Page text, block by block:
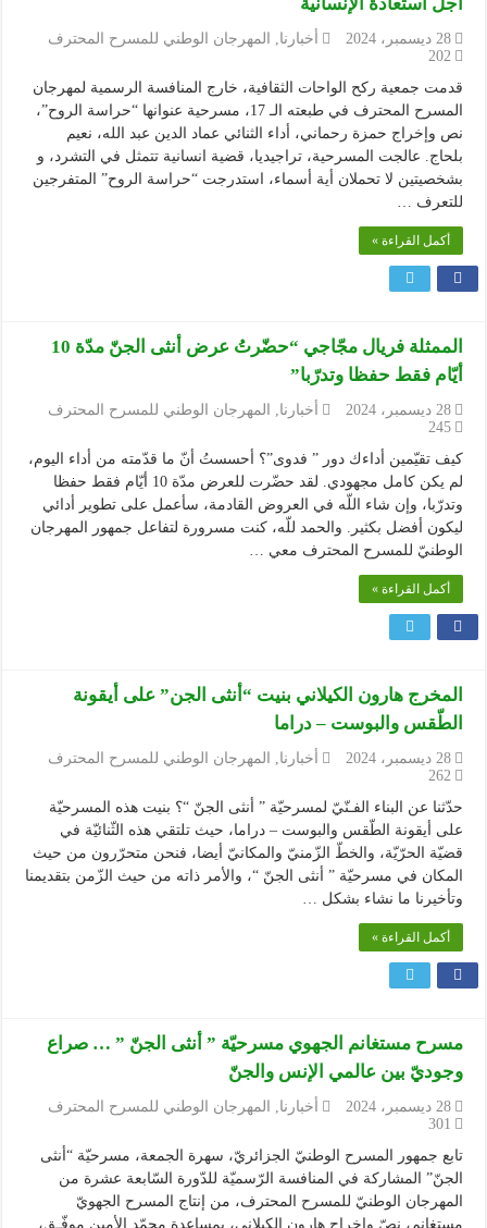
أجل استعادة الإنسانية
28 ديسمبر، 2024 أخبارنا,
المهرجان الوطني للمسرح المحترف
202
قدمت جمعية ركح الواحات الثقافية، خارج المنافسة الرسمية لمهرجان
المسرح المحترف في طبعته الـ 17، مسرحية عنوانها “حراسة الروح”،
نص وإخراج حمزة رحماني، أداء الثنائي عماد الدين عبد الله، نعيم
بلحاج. عالجت المسرحية، تراجيديا، قضية انسانية تتمثل في التشرد، و
بشخصيتين لا تحملان أية أسماء، استدرجت “حراسة الروح” المتفرجين
للتعرف …
أكمل القراءة »
الممثلة فريال مجّاجي “حضّرتُ عرض أنثى الجنّ مدّة 10
أيّام فقط حفظا وتدرّبا”
28 ديسمبر، 2024 أخبارنا,
المهرجان الوطني للمسرح المحترف
245
كيف تقيّمين أداءك دور ” فدوى”؟ أحسستُ أنّ ما قدّمته من أداء اليوم،
لم يكن كامل مجهودي. لقد حضّرت للعرض مدّة 10 أيّام فقط حفظا
وتدرّبا، وإن شاء اللّه في العروض القادمة، سأعمل على تطوير أدائي
ليكون أفضل بكثير. والحمد للّه، كنت مسرورة لتفاعل جمهور المهرجان
الوطنيّ للمسرح المحترف معي …
أكمل القراءة »
المخرج هارون الكيلاني بنيت “أنثى الجن” على أيقونة
الطّقس والبوست – دراما
28 ديسمبر، 2024 أخبارنا,
المهرجان الوطني للمسرح المحترف
262
حدّثنا عن البناء الفـنّيّ لمسرحيّة ” أنثى الجنّ “؟ بنيت هذه المسرحيّة
على أيقونة الطّقس والبوست – دراما، حيث تلتقي هذه الثّنائيّة في
قضيّة الحرّيّة، والخطّ الزّمنيّ والمكانيّ أيضا، فنحن متحرّرون من حيث
المكان في مسرحيّة ” أنثى الجنّ “، والأمر ذاته من حيث الزّمن بتقديمنا
وتأخيرنا ما نشاء بشكل …
أكمل القراءة »
مسرح مستغانم الجهوي مسرحيّة ” أنثى الجنّ ” … صراع
وجوديّ بين عالمي الإنس والجنّ
28 ديسمبر، 2024 أخبارنا,
المهرجان الوطني للمسرح المحترف
301
تابع جمهور المسرح الوطنيّ الجزائريّ، سهرة الجمعة، مسرحيّة “أنثى
الجنّ” المشاركة في المنافسة الرّسميّة للدّورة السّابعة عشرة من
المهرجان الوطنيّ للمسرح المحترف، من إنتاج المسرح الجهويّ
مستغانم، نصّ وإخراج هارون الكيلاني، بمساعدة محمّد الأمين موفّـق،